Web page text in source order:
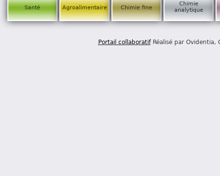
Santé Agroalimentaire Chimie fine
Chimie
analytique
Portail collaboratifRéalisé par Ovidentia,